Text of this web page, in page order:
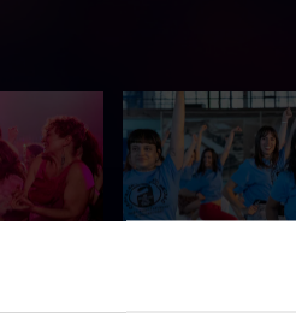
4. Line Dance